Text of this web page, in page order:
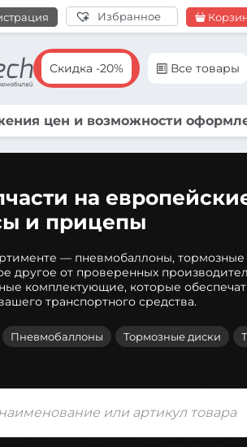
Избранное
Скидка -20% Все товары
цен и возможности
на
и прицепы
— пневмобаллоны, тормозные
другое от проверенных
комплектующие, которые
транспортного средства.
Пневмобаллоны Тормозные диски